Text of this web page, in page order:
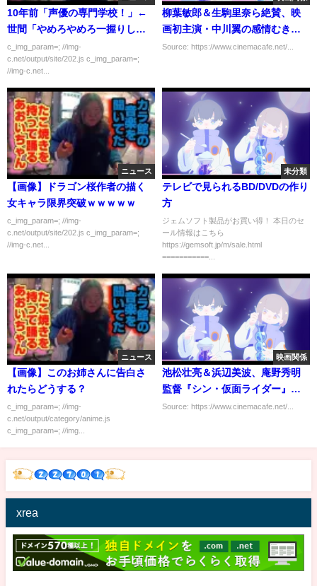
10年前「声優の専門学校！」←
世間「やめろやめろ一握りしか
生き残れないだろ」
c_img_param=; //img-
c.net/output/site/202.js c_img_param=;
//img-c.net...
柳葉敏郎＆生駒里奈ら絶賛、映
画初主演・中川翼の感情むき出
しの熱演『光を追いかけて』
Source: https://www.cinemacafe.net/...
ニュース
【画像】ドラゴン桜作者の描く
女キャラ限界突破ｗｗｗｗｗ
c_img_param=; //img-
c.net/output/site/202.js c_img_param=;
//img-c.net...
未分類
テレビで見られるBD/DVDの作り
方
ジェムソフト製品がお買い得！ 本日のセ
ール情報はこちら
https://gemsoft.jp/m/sale.html
===========...
ニュース
【画像】このお姉さんに告白さ
れたらどうする？
c_img_param=; //img-
c.net/output/category/anime.js
c_img_param=; //img...
映画関係
池松壮亮＆浜辺美波、庵野秀明
監督『シン・仮面ライダー』に
出演
Source: https://www.cinemacafe.net/...
xrea